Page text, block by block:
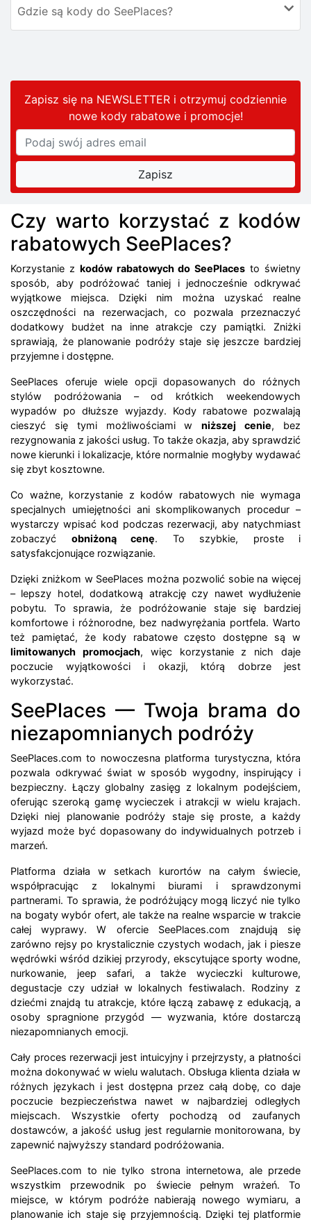
Gdzie są kody do SeePlaces?
Zapisz się na NEWSLETTER i otrzymuj codziennie
nowe kody rabatowei promocje!
Czy warto korzystać z kodów
rabatowych SeePlaces?
Korzystanie z kodów rabatowych do SeePlaces to świetny
sposób, aby podróżować taniej i jednocześnie odkrywać
wyjątkowe miejsca. Dzięki nim można uzyskać realne
oszczędności na rezerwacjach, co pozwala przeznaczyć
dodatkowy budżet na inne atrakcje czy pamiątki. Zniżki
sprawiają, że planowanie podróży staje się jeszcze bardziej
przyjemne i dostępne.
SeePlaces oferuje wiele opcji dopasowanych do różnych
stylów podróżowania – od krótkich weekendowych
wypadów po dłuższe wyjazdy. Kody rabatowe pozwalają
cieszyć się tymi możliwościami wniższej cenie, bez
rezygnowania z jakości usług. To także okazja, aby sprawdzić
nowe kierunki i lokalizacje, które normalnie mogłyby wydawać
się zbyt kosztowne.
Co ważne, korzystanie z kodów rabatowych nie wymaga
specjalnych umiejętności ani skomplikowanych procedur –
wystarczy wpisać kod podczas rezerwacji, aby natychmiast
zobaczyć obniżoną cenę. To szybkie, proste i
satysfakcjonujące rozwiązanie.
Dzięki zniżkom w SeePlaces można pozwolić sobie na więcej
– lepszy hotel, dodatkową atrakcję czy nawet wydłużenie
pobytu. To sprawia, że podróżowanie staje się bardziej
komfortowe i różnorodne, bez nadwyrężania portfela. Warto
też pamiętać, że kody rabatowe często dostępne są w
limitowanych promocjach, więc korzystanie z nich daje
poczucie wyjątkowości i okazji, którą dobrze jest
wykorzystać.
SeePlaces — Twoja brama do
niezapomnianych podróży
SeePlaces.com to nowoczesna platforma turystyczna, która
pozwala odkrywać świat w sposób wygodny, inspirujący i
bezpieczny. Łączy globalny zasięg z lokalnym podejściem,
oferując szeroką gamę wycieczek i atrakcji w wielu krajach.
Dzięki niej planowanie podróży staje się proste, a każdy
wyjazd może być dopasowany do indywidualnych potrzeb i
marzeń.
Platforma działa w setkach kurortów na całym świecie,
współpracując z lokalnymi biurami i sprawdzonymi
partnerami. To sprawia, że podróżujący mogą liczyć nie tylko
na bogaty wybór ofert, ale także na realne wsparcie w trakcie
całej wyprawy. W ofercie SeePlaces.com znajdują się
zarówno rejsy po krystalicznie czystych wodach, jak i piesze
wędrówki wśród dzikiej przyrody, ekscytujące sporty wodne,
nurkowanie, jeep safari, a także wycieczki kulturowe,
degustacje czy udział w lokalnych festiwalach. Rodziny z
dziećmi znajdą tu atrakcje, które łączą zabawę z edukacją, a
osoby spragnione przygód — wyzwania, które dostarczą
niezapomnianych emocji.
Cały proces rezerwacji jest intuicyjny i przejrzysty, a płatności
można dokonywać w wielu walutach. Obsługa klienta działa w
różnych językach i jest dostępna przez całą dobę, co daje
poczucie bezpieczeństwa nawet w najbardziej odległych
miejscach. Wszystkie oferty pochodzą od zaufanych
dostawców, a jakość usług jest regularnie monitorowana, by
zapewnić najwyższy standard podróżowania.
SeePlaces.com to nie tylko strona internetowa, ale przede
wszystkim przewodnik po świecie pełnym wrażeń. To
miejsce, w którym podróże nabierają nowego wymiaru, a
planowanie ich staje się przyjemnością. Dzięki tej platformie